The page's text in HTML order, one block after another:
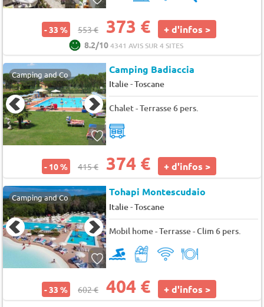
- 33 % 553 € 373 € + d'infos >
8.2/104341 AVIS SUR 4 SITES
Camping and Co Camping Badiaccia
Italie-Toscane
Chalet - Terrasse 6 pers.
- 10 % 415 € 374 € + d'infos >
Camping and Co Tohapi Montescudaio
Italie-Toscane
Mobil home - Terrasse - Clim 6 pers.
- 33 % 602 € 404 € + d'infos >